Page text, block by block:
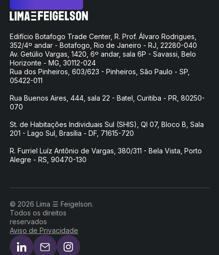
Edifício Botafogo Trade Center, R. Prof. Álvaro Rodrigues,
352/4º andar - Botafogo, Rio de Janeiro - RJ, 22280-040
Av. Getúlio Vargas, 1420, 6º andar, sala 6P - Savassi, Belo
Horizonte - MG, 30112-024
Rua dos Pinheiros, 603/623 - Pinheiros, São Paulo - SP,
05422-011
Rua Buenos Aires, 444, sala 22 - Batel, Curitiba - PR, 80250-
070
St. de Habitações Individuais Sul (SHIS), QI 07, Bloco B, Sala
201 - Lago Sul, Brasília - DF, 71615-720
R. Furriel Luíz Antônio de Vargas, 380/311 - Bela Vista, Porto
Alegre - RS, 90470-130
© 2026 Lima ☰ Feigelson.
Todos os direitos
reservados
Aviso de Privacidade